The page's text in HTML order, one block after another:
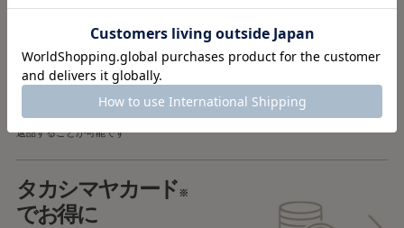
全国一律715円
返品OK
お届け後7日以内の場合
返品することが可能です
タカシマヤカード※
でお得に